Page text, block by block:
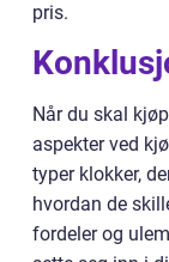
pris.
Når du skal
aspekter ved
typer klokker,
hvordan de
fordeler og